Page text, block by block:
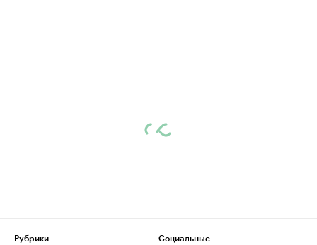
Рубрики
Социальные